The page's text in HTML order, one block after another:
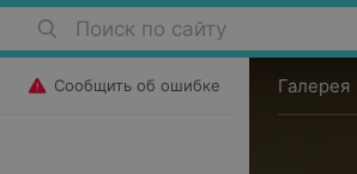
Поиск по сайту
Сообщить об ошибке Галерея